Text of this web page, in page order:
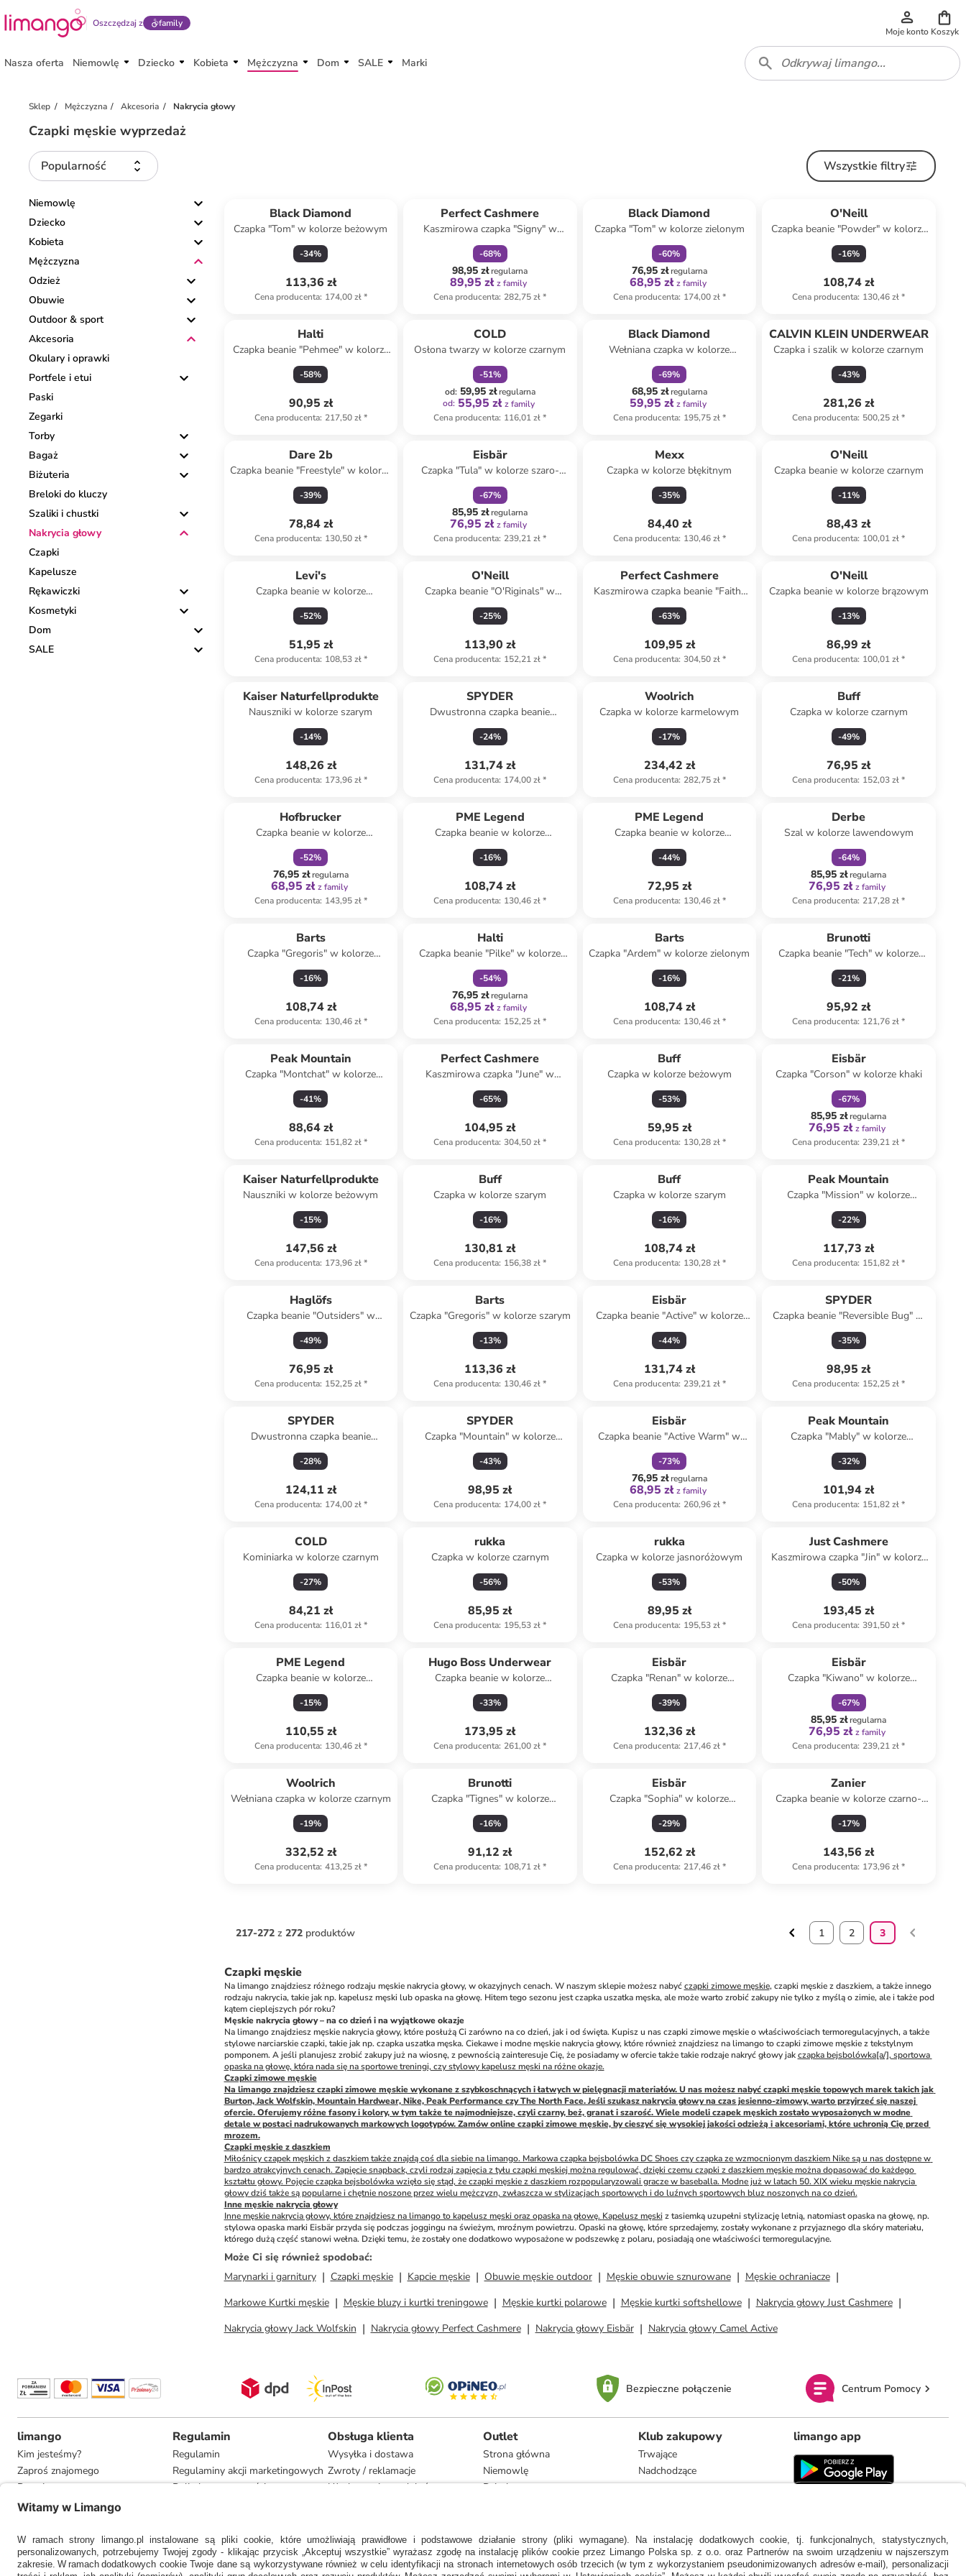
Oszczędzaj z family
Moje konto Koszyk
Nasza oferta Niemowlę Dziecko Kobieta Mężczyzna Dom SALE Marki
Sklep Mężczyzna Akcesoria Nakrycia głowy
Czapki męskie wyprzedaż
Popularność Wszystkie filtry
Niemowlę
Dziecko
Kobieta
Mężczyzna
Odzież
Obuwie
Outdoor & sport
Akcesoria
Okulary i oprawki
Portfele i etui
Paski
Zegarki
Torby
Bagaż
Biżuteria
Breloki do kluczy
Szaliki i chustki
Nakrycia głowy
Czapki
Kapelusze
Rękawiczki
Kosmetyki
Dom
SALE
Black Diamond
Czapka "Tom" w kolorze beżowym
-34%
113,36 zł
Cena producenta: 174,00 zł*
Perfect Cashmere
Kaszmirowa czapka "Signy" w
kolorze bordowym
-68%
98,95 złregularna
89,95 zł z family
Cena producenta: 282,75 zł*
Black Diamond
Czapka "Tom" w kolorze zielonym
-60%
76,95 złregularna
68,95 zł z family
Cena producenta: 174,00 zł*
O'Neill
Czapka beanie "Powder" w kolorze
zielono-czarnym
-16%
108,74 zł
Cena producenta: 130,46 zł*
Halti
Czapka beanie "Pehmee" w kolorze
jasnoróżowym
-58%
90,95 zł
Cena producenta: 217,50 zł*
COLD
Osłona twarzy w kolorze czarnym
-51%
od: 59,95 złregularna
od: 55,95 zł z family
Cena producenta: 116,01 zł*
Black Diamond
Wełniana czapka w kolorze
bordowym
-69%
68,95 złregularna
59,95 zł z family
Cena producenta: 195,75 zł*
CALVIN KLEIN UNDERWEAR
Czapka i szalik w kolorze czarnym
-43%
281,26 zł
Cena producenta: 500,25 zł*
Dare 2b
Czapka beanie "Freestyle" w kolorze
kremowym
-39%
78,84 zł
Cena producenta: 130,50 zł*
Eisbär
Czapka "Tula" w kolorze szaro-
błękitnym
-67%
85,95 złregularna
76,95 zł z family
Cena producenta: 239,21 zł*
Mexx
Czapka w kolorze błękitnym
-35%
84,40 zł
Cena producenta: 130,46 zł*
O'Neill
Czapka beanie w kolorze czarnym
-11%
88,43 zł
Cena producenta: 100,01 zł*
Levi's
Czapka beanie w kolorze
granatowym
-52%
51,95 zł
Cena producenta: 108,53 zł*
O'Neill
Czapka beanie "O'Riginals" w
kolorze czarno-szarym
-25%
113,90 zł
Cena producenta: 152,21 zł*
Perfect Cashmere
Kaszmirowa czapka beanie "Faith"
w kolorze ciemnozielonym
-63%
109,95 zł
Cena producenta: 304,50 zł*
O'Neill
Czapka beanie w kolorze brązowym
-13%
86,99 zł
Cena producenta: 100,01 zł*
Kaiser Naturfellprodukte
Nauszniki w kolorze szarym
-14%
148,26 zł
Cena producenta: 173,96 zł*
SPYDER
Dwustronna czapka beanie
"Innsbruck" w kolorze szaro-
czarnym
-24%
131,74 zł
Cena producenta: 174,00 zł*
Woolrich
Czapka w kolorze karmelowym
-17%
234,42 zł
Cena producenta: 282,75 zł*
Buff
Czapka w kolorze czarnym
-49%
76,95 zł
Cena producenta: 152,03 zł*
Hofbrucker
Czapka beanie w kolorze
musztardowym
-52%
76,95 złregularna
68,95 zł z family
Cena producenta: 143,95 zł*
PME Legend
Czapka beanie w kolorze
musztardowym
-16%
108,74 zł
Cena producenta: 130,46 zł*
PME Legend
Czapka beanie w kolorze
granatowym
-44%
72,95 zł
Cena producenta: 130,46 zł*
Derbe
Szal w kolorze lawendowym
-64%
85,95 złregularna
76,95 zł z family
Cena producenta: 217,28 zł*
Barts
Czapka "Gregoris" w kolorze
kremowym
-16%
108,74 zł
Cena producenta: 130,46 zł*
Halti
Czapka beanie "Pilke" w kolorze
czarnym
-54%
76,95 złregularna
68,95 zł z family
Cena producenta: 152,25 zł*
Barts
Czapka "Ardem" w kolorze zielonym
-16%
108,74 zł
Cena producenta: 130,46 zł*
Brunotti
Czapka beanie "Tech" w kolorze
czarnym
-21%
95,92 zł
Cena producenta: 121,76 zł*
Peak Mountain
Czapka "Montchat" w kolorze
czarnym
-41%
88,64 zł
Cena producenta: 151,82 zł*
Perfect Cashmere
Kaszmirowa czapka "June" w
kolorze brązowym
-65%
104,95 zł
Cena producenta: 304,50 zł*
Buff
Czapka w kolorze beżowym
-53%
59,95 zł
Cena producenta: 130,28 zł*
Eisbär
Czapka "Corson" w kolorze khaki
-67%
85,95 złregularna
76,95 zł z family
Cena producenta: 239,21 zł*
Kaiser Naturfellprodukte
Nauszniki w kolorze beżowym
-15%
147,56 zł
Cena producenta: 173,96 zł*
Buff
Czapka w kolorze szarym
-16%
130,81 zł
Cena producenta: 156,38 zł*
Buff
Czapka w kolorze szarym
-16%
108,74 zł
Cena producenta: 130,28 zł*
Peak Mountain
Czapka "Mission" w kolorze
oliwkowo-czarnym
-22%
117,73 zł
Cena producenta: 151,82 zł*
Haglöfs
Czapka beanie "Outsiders" w
kolorze czarnym
-49%
76,95 zł
Cena producenta: 152,25 zł*
Barts
Czapka "Gregoris" w kolorze szarym
-13%
113,36 zł
Cena producenta: 130,46 zł*
Eisbär
Czapka beanie "Active" w kolorze
szaro-białym
-44%
131,74 zł
Cena producenta: 239,21 zł*
SPYDER
Czapka beanie "Reversible Bug" w
kolorze szarym
-35%
98,95 zł
Cena producenta: 152,25 zł*
SPYDER
Dwustronna czapka beanie
"Innsbruck" w kolorze żółtym
-28%
124,11 zł
Cena producenta: 174,00 zł*
SPYDER
Czapka "Mountain" w kolorze
czarnym
-43%
98,95 zł
Cena producenta: 174,00 zł*
Eisbär
Czapka beanie "Active Warm" w
kolorze limonkowo-granatowym
-73%
76,95 złregularna
68,95 zł z family
Cena producenta: 260,96 zł*
Peak Mountain
Czapka "Mably" w kolorze
granatowym
-32%
101,94 zł
Cena producenta: 151,82 zł*
COLD
Kominiarka w kolorze czarnym
-27%
84,21 zł
Cena producenta: 116,01 zł*
rukka
Czapka w kolorze czarnym
-56%
85,95 zł
Cena producenta: 195,53 zł*
rukka
Czapka w kolorze jasnoróżowym
-53%
89,95 zł
Cena producenta: 195,53 zł*
Just Cashmere
Kaszmirowa czapka "Jin" w kolorze
szarym
-50%
193,45 zł
Cena producenta: 391,50 zł*
PME Legend
Czapka beanie w kolorze
musztardowym
-15%
110,55 zł
Cena producenta: 130,46 zł*
Hugo Boss Underwear
Czapka beanie w kolorze
granatowym
-33%
173,95 zł
Cena producenta: 261,00 zł*
Eisbär
Czapka "Renan" w kolorze
kremowym
-39%
132,36 zł
Cena producenta: 217,46 zł*
Eisbär
Czapka "Kiwano" w kolorze
kremowym
-67%
85,95 złregularna
76,95 zł z family
Cena producenta: 239,21 zł*
Woolrich
Wełniana czapka w kolorze czarnym
-19%
332,52 zł
Cena producenta: 413,25 zł*
Brunotti
Czapka "Tignes" w kolorze
błękitnym
-16%
91,12 zł
Cena producenta: 108,71 zł*
Eisbär
Czapka "Sophia" w kolorze
szarobrązowym
-29%
152,62 zł
Cena producenta: 217,46 zł*
Zanier
Czapka beanie w kolorze czarno-
szarym
-17%
143,56 zł
Cena producenta: 173,96 zł*
217-272 z 272 produktów 1 2 3
Czapki męskie
Na limango znajdziesz różnego rodzaju męskie nakrycia głowy, w okazyjnych cenach. W naszym sklepie możesz nabyć czapki zimowe męskie, czapki męskie z daszkiem, a także innego
rodzaju nakrycia, takie jak np. kapelusz męski lub opaska na głowę. Hitem tego sezonu jest czapka uszatka męska, ale może warto zrobić zakupy nie tylko z myślą o zimie, ale i także pod
kątem cieplejszych pór roku?
Męskie nakrycia głowy – na co dzień i na wyjątkowe okazje
Na limango znajdziesz męskie nakrycia głowy, które posłużą Ci zarówno na co dzień, jak i od święta. Kupisz u nas czapki zimowe męskie o właściwościach termoregulacyjnych, a także
stylowe narciarskie czapki, takie jak np. czapka uszatka męska. Ciekawe i modne męskie nakrycia głowy, które również znajdziesz na limango to czapki zimowe męskie z tekstylnym
pomponem. A jeśli planujesz zrobić zakupy już na wiosnę, z pewnością zainteresuje Cię, że posiadamy w ofercie także takie rodzaje nakryć głowy jak czapka bejsbolówka[a/], sportowa
opaska na głowę, która nada się na sportowe treningi, czy stylowy kapelusz męski na różne okazje.
Czapki zimowe męskie
Na limango znajdziesz czapki zimowe męskie wykonane z szybkoschnących i łatwych w pielęgnacji materiałów. U nas możesz nabyć czapki męskie topowych marek takich jak
Burton, Jack Wolfskin, Mountain Hardwear, Nike, Peak Performance czy The North Face. Jeśli szukasz nakrycia głowy na czas jesienno-zimowy, warto przyjrzeć się naszej
ofercie. Oferujemy różne fasony i kolory, w tym także te najmodniejsze, czyli czarny, beż, granat i szarość. Wiele modeli czapek męskich zostało wyposażonych w modne
detale w postaci nadrukowanych markowych logotypów. Zamów online czapki zimowe męskie, by cieszyć się wysokiej jakości odzieżą i akcesoriami, które uchronią Cię przed
mrozem.
Czapki męskie z daszkiem
Miłośnicy czapek męskich z daszkiem także znajdą coś dla siebie na limango. Markowa czapka bejsbolówka DC Shoes czy czapka ze wzmocnionym daszkiem Nike są u nas dostępne w
bardzo atrakcyjnych cenach. Zapięcie snapback, czyli rodzaj zapięcia z tyłu czapki męskiej można regulować, dzięki czemu czapki z daszkiem męskie można dopasować do każdego
kształtu głowy. Pojęcie czapka bejsbolówka wzięło się stąd, że czapki męskie z daszkiem rozpopularyzowali gracze w baseballa. Modne już w latach 50. XIX wieku męskie nakrycia
głowy dziś także są popularne i chętnie noszone przez wielu mężczyzn, zwłaszcza w stylizacjach sportowych i do luźnych sportowych bluz noszonych na co dzień.
Inne męskie nakrycia głowy
Inne męskie nakrycia głowy, które znajdziesz na limango to kapelusz męski oraz opaska na głowę. Kapelusz męski z tasiemką uzupełni stylizację letnią, natomiast opaska na głowę, np.
stylowa opaska marki Eisbär przyda się podczas joggingu na świeżym, mroźnym powietrzu. Opaski na głowę, które sprzedajemy, zostały wykonane z przyjaznego dla skóry materiału,
którego dużą część stanowi wełna. Dzięki temu, że zostały one dodatkowo wyposażone w podszewkę z polaru, posiadają one właściwości termoregulacyjne.
Może Ci się również spodobać:
Marynarki i garnitury
Czapki męskie Kapcie męskie Obuwie męskie outdoor Męskie obuwie sznurowane
Męskie ochraniacze
Markowe Kurtki męskie
Męskie bluzy i kurtki treningowe Męskie kurtki polarowe Męskie kurtki softshellowe
Nakrycia głowy Just Cashmere
Nakrycia głowy Jack Wolfskin
Nakrycia głowy Perfect Cashmere Nakrycia głowy Eisbär Nakrycia głowy Camel Active
Bezpieczne połączenie Centrum Pomocy
limango
Kim jesteśmy?
Zaproś znajomego
Pracuj u nas
Informacje dla prasy
Regulamin
Regulamin
Regulaminy akcji marketingowych
Polityka prywatności
Obsługa klienta
Wysyłka i dostawa
Zwroty / reklamacje
Użytkowanie produktów
Zgodność z umową i naprawa
Outlet
Strona główna
Niemowlę
Dziecko
Dom
Marki
Klub zakupowy
Trwające
Nadchodzące
limango app